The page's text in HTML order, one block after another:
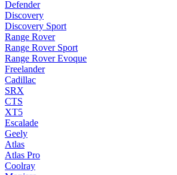
Defender
Discovery
Discovery Sport
Range Rover
Range Rover Sport
Range Rover Evoque
Freelander
Cadillac
SRX
CTS
XT5
Escalade
Geely
Atlas
Atlas Pro
Coolray